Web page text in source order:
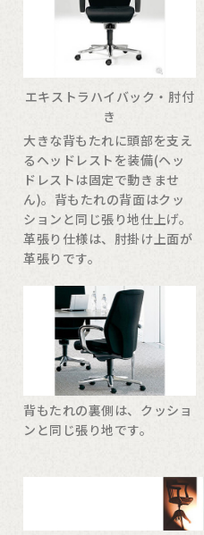
エキストラハイバック・肘付
き
大きな背もたれに頭部を支え
るヘッドレストを装備(ヘッ
ドレストは固定で動きませ
ん)。背もたれの背面はクッ
ションと同じ張り地仕上げ。
革張り仕様は、肘掛け上面が
革張りです。
背もたれの裏側は、クッショ
ンと同じ張り地です。